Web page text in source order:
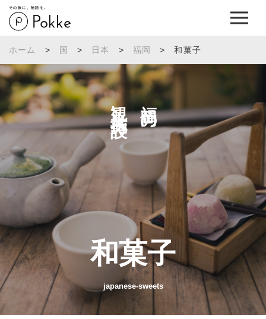
その旅に、物語を。
ホーム > 国 > 日本 > 福岡 > 和菓子
福岡の
観光施設へ
和菓子
japanese-sweets